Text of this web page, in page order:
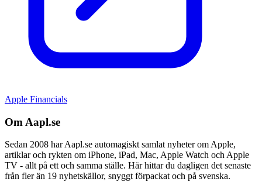
Apple Financials
Om Aapl.se
Sedan 2008 har Aapl.se automagiskt samlat nyheter om Apple,
artiklar och rykten om iPhone, iPad, Mac, Apple Watch och Apple
TV - allt på ett och samma ställe. Här hittar du dagligen det senaste
från fler än 19 nyhetskällor, snyggt förpackat och på svenska.